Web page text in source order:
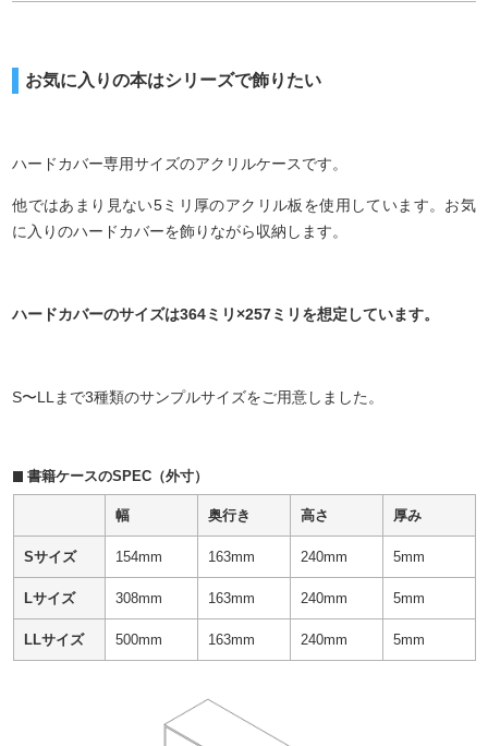
お気に入りの本はシリーズで飾りたい
ハードカバー専用サイズのアクリルケースです。
他ではあまり見ない5ミリ厚のアクリル板を使用しています。お気
に入りのハードカバーを飾りながら収納します。
ハードカバーのサイズは364ミリ×257ミリを想定しています。
S〜LLまで3種類のサンプルサイズをご用意しました。
書籍ケースのSPEC（外寸）
幅 奥行き 高さ 厚み
Sサイズ 154mm 163mm 240mm 5mm
Lサイズ 308mm 163mm 240mm 5mm
LLサイズ 500mm 163mm 240mm 5mm